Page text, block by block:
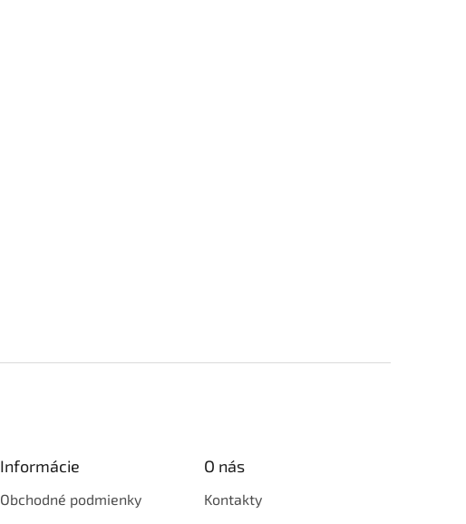
Informácie
Obchodné podmienky
O nás
Kontakty